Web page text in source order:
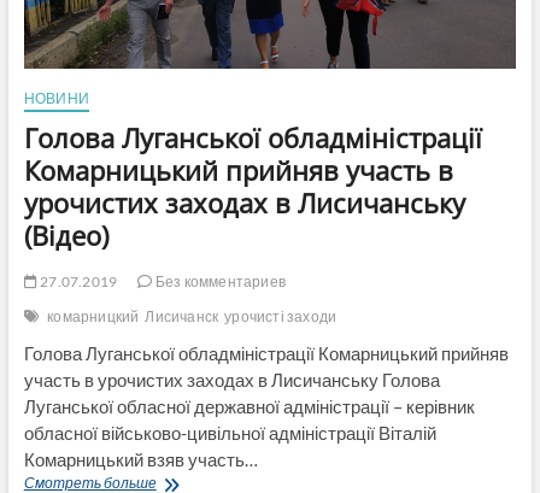
С.
Гайдая
НОВИНИ
Голова Луганської обладміністрації
Комарницький прийняв участь в
урочистих заходах в Лисичанську
(Відео)
27.07.2019
Без комментариев
комарницкий Лисичанск урочисті заходи
Голова Луганської обладміністрації Комарницький прийняв
участь в урочистих заходах в Лисичанську Голова
Луганської обласної державної адміністрації – керівник
обласної військово-цивільної адміністрації Віталій
Комарницький взяв участь…
Смотреть большеГолова